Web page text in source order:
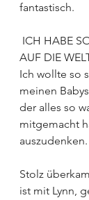
fantastisch.
AUF DIE
Ich wollte so
meinen
der alles so
mitgemacht
auszudenken.
Stolz
ist mit Lynn,